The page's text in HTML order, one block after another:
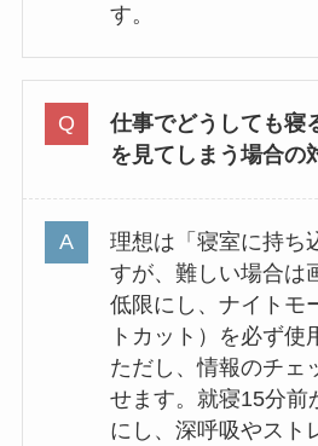
す。
仕事でどうしても寝
を見てしまう場合の
理想は「寝室に持ち
すが、難しい場合は
低限にし、ナイトモ
トカット）を必ず使
ただし、情報のチェ
せます。就寝15分前
にし、深呼吸やスト